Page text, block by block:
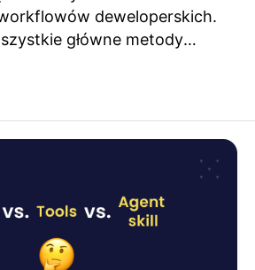
deweloperskich.
główne metody
vs Umiejętność Agenta